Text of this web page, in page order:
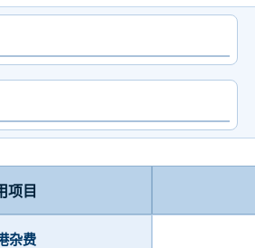
项目
杂费